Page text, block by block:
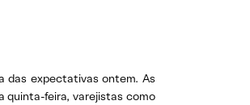
das expectativas ontem. As
quinta-feira, varejistas como